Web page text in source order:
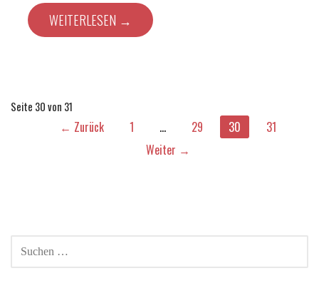
WEITERLESEN →
Beitrag
Seite 30 von 31
← Zurück 1 … 29 30
31
Weiter →
SUCHEN
NACH: